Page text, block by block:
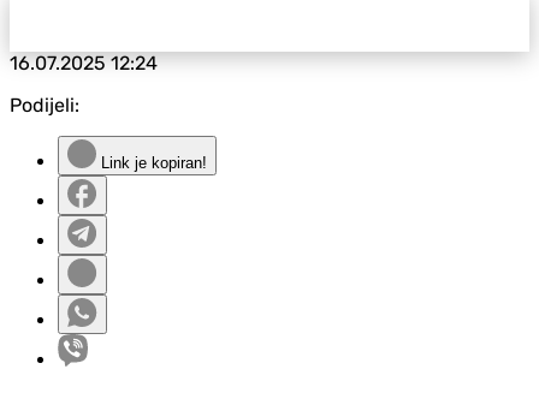
16.07.202512:24
Podijeli:
Link je kopiran!